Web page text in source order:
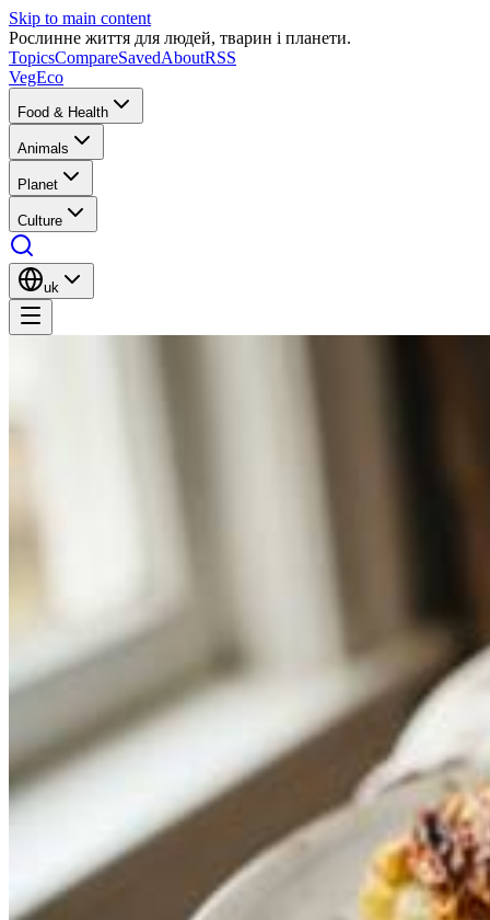
Skip to main content
Рослинне життя для людей, тварин і планети.
TopicsCompareSavedAboutRSS
VegEco
Food & Health
Animals
Planet
Culture
uk